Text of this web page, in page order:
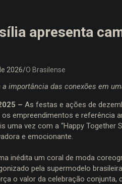
apresenta
2026 O Brasilense
importância das conexões em
– As festas e ações de
empreendimentos e referência
uma vez com a “Happy Together
e emocionante.
inédita um coral de moda
pela supermodelo
o valor da celebração conjunta,